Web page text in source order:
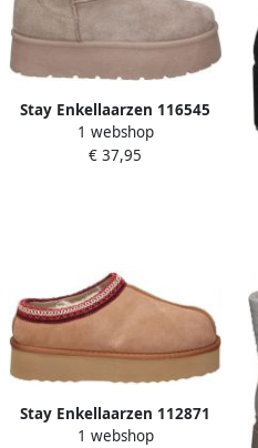
Stay Enkellaarzen 116545
1 webshop
€ 37,95
Stay Enkellaarzen 112871
1 webshop